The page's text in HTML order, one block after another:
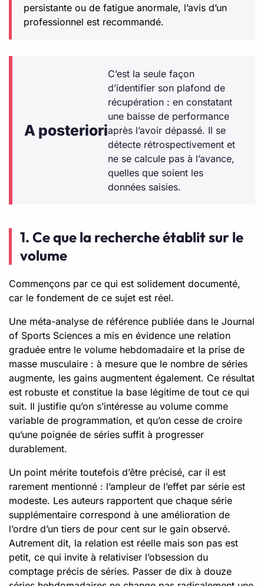
persistante ou de fatigue anormale, l’avis d’un
professionnel est recommandé.
A posteriori
C’est la seule façon
d’identifier son plafond de
récupération : en constatant
une baisse de performance
après l’avoir dépassé. Il se
détecte rétrospectivement et
ne se calcule pas à l’avance,
quelles que soient les
données saisies.
1. Ce que la recherche établit sur le
volume
Commençons par ce qui est solidement documenté,
car le fondement de ce sujet est réel.
Une méta-analyse de référence publiée dans le Journal
of Sports Sciences a mis en évidence une relation
graduée entre le volume hebdomadaire et la prise de
masse musculaire : à mesure que le nombre de séries
augmente, les gains augmentent également. Ce résultat
est robuste et constitue la base légitime de tout ce qui
suit. Il justifie qu’on s’intéresse au volume comme
variable de programmation, et qu’on cesse de croire
qu’une poignée de séries suffit à progresser
durablement.
Un point mérite toutefois d’être précisé, car il est
rarement mentionné : l’ampleur de l’effet par série est
modeste. Les auteurs rapportent que chaque série
supplémentaire correspond à une amélioration de
l’ordre d’un tiers de pour cent sur le gain observé.
Autrement dit, la relation est réelle mais son pas est
petit, ce qui invite à relativiser l’obsession du
comptage précis de séries. Passer de dix à douze